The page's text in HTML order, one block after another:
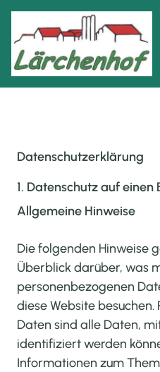
Datenschutz­erklärung
1. Datenschutz auf einen
Allgemeine Hinweise
Die folgenden Hinweise
Überblick darüber, was
personenbezogenen
diese Website
Daten sind alle Daten,
identifiziert werden
Informationen zum